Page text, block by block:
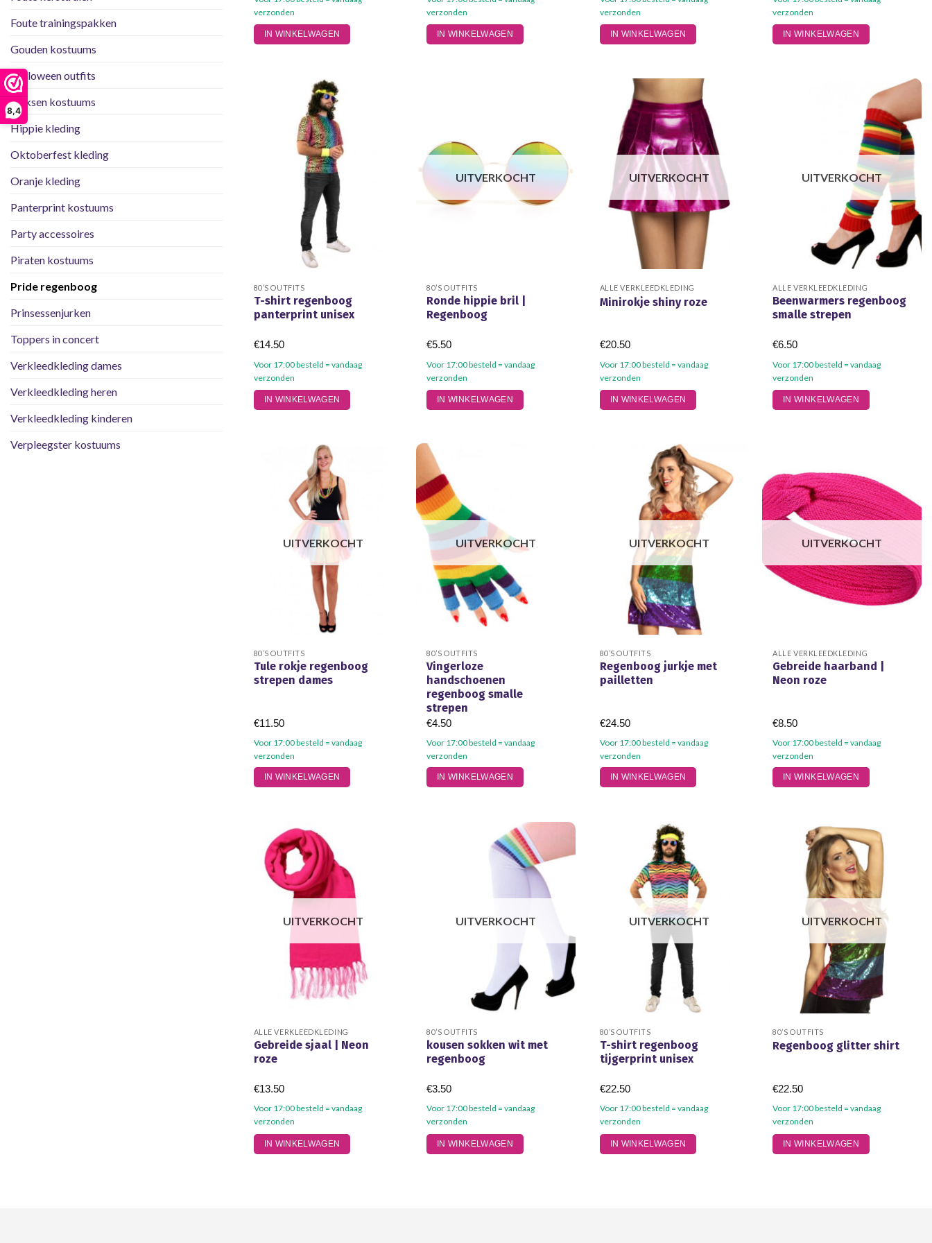
8,4
Foute trainingspakken
Gouden kostuums
Halloween outfits
Heksen kostuums
Hippie kleding
Oktoberfest kleding
Oranje kleding
Panterprint kostuums
Party accessoires
Piraten kostuums
Pride regenboog
Prinsessenjurken
Toppers in concert
Verkleedkleding dames
Verkleedkleding heren
Verkleedkleding kinderen
Verpleegster kostuums
verzonden
IN WINKELWAGEN
verzonden
IN WINKELWAGEN
verzonden
IN WINKELWAGEN
verzonden
IN WINKELWAGEN
Dit
product
80’S OUTFITS
T-shirt regenboog
panterprint unisex
Voor 17:00 besteld = vandaag
verzonden
€14.50
IN WINKELWAGEN
Dit
product
productpagina
UITVERKOCHT
80’S OUTFITS
Ronde hippie bril |
Regenboog
Voor 17:00 besteld = vandaag
verzonden
€5.50
IN WINKELWAGEN
UITVERKOCHT
ALLE VERKLEEDKLEDING
Minirokje shiny roze
Voor 17:00 besteld = vandaag
verzonden
€20.50
IN WINKELWAGEN
UITVERKOCHT
ALLE VERKLEEDKLEDING
Beenwarmers regenboog
smalle strepen
Voor 17:00 besteld = vandaag
verzonden
€6.50
IN WINKELWAGEN
UITVERKOCHT
80’S OUTFITS
Tule rokje regenboog
strepen dames
Voor 17:00 besteld = vandaag
verzonden
€11.50
IN WINKELWAGEN
UITVERKOCHT
80’S OUTFITS
Vingerloze
handschoenen
regenboog smalle
strepen
Voor 17:00 besteld = vandaag
verzonden
€4.50
IN WINKELWAGEN
UITVERKOCHT
80’S OUTFITS
Regenboog jurkje met
pailletten
Voor 17:00 besteld = vandaag
verzonden
€24.50
IN WINKELWAGEN
UITVERKOCHT
ALLE VERKLEEDKLEDING
Gebreide haarband |
Neon roze
Voor 17:00 besteld = vandaag
verzonden
€8.50
IN WINKELWAGEN
UITVERKOCHT
ALLE VERKLEEDKLEDING
Gebreide sjaal | Neon
roze
Voor 17:00 besteld = vandaag
verzonden
€13.50
IN WINKELWAGEN
UITVERKOCHT
80’S OUTFITS
kousen sokken wit met
regenboog
Voor 17:00 besteld = vandaag
verzonden
€3.50
IN WINKELWAGEN
UITVERKOCHT
80’S OUTFITS
T-shirt regenboog
tijgerprint unisex
Voor 17:00 besteld = vandaag
verzonden
€22.50
IN WINKELWAGEN
Dit
product
UITVERKOCHT
80’S OUTFITS
Regenboog glitter shirt
Voor 17:00 besteld = vandaag
verzonden
€22.50
IN WINKELWAGEN